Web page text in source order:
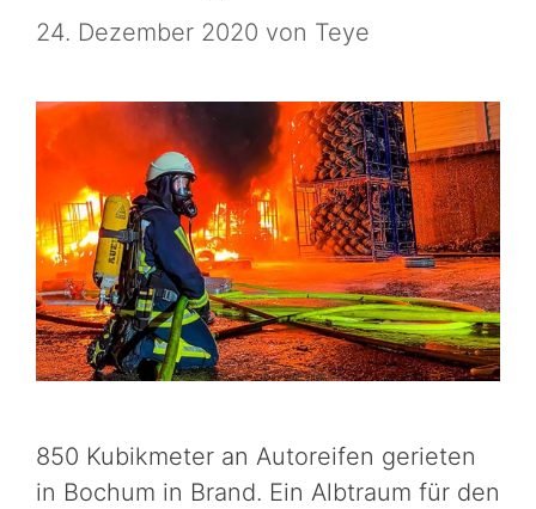
24. Dezember 2020 von Teye
850 Kubikmeter an Autoreifen gerieten
in Bochum in Brand. Ein Albtraum für den